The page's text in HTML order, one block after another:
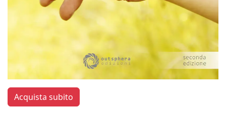
Acquista subito